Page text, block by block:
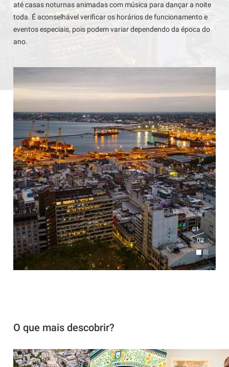
até casas noturnas animadas com música para dançar a noite
toda. É aconselhável verificar os horários de funcionamento e
eventos especiais, pois podem variar dependendo da época do
ano.
01
02
O que mais descobrir?